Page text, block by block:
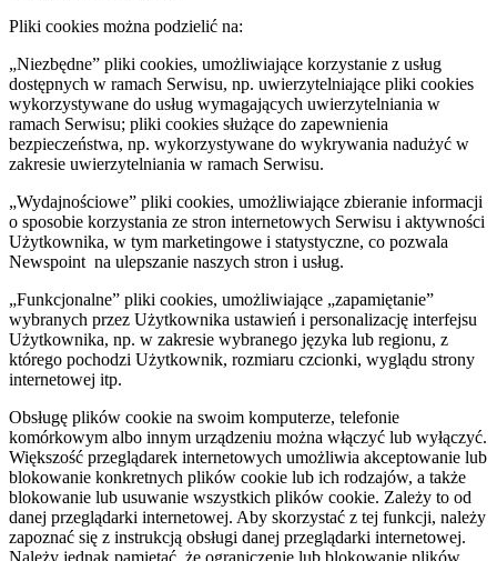
Pliki cookies można podzielić na:
„Niezbędne” pliki cookies, umożliwiające korzystanie z usług
dostępnych w ramach Serwisu, np. uwierzytelniające pliki cookies
wykorzystywane do usług wymagających uwierzytelniania w
ramach Serwisu; pliki cookies służące do zapewnienia
bezpieczeństwa, np. wykorzystywane do wykrywania nadużyć w
zakresie uwierzytelniania w ramach Serwisu.
„Wydajnościowe” pliki cookies, umożliwiające zbieranie informacji
o sposobie korzystania ze stron internetowych Serwisu i aktywności
Użytkownika, w tym marketingowe i statystyczne, co pozwala
Newspoint na ulepszanie naszych stron i usług.
„Funkcjonalne” pliki cookies, umożliwiające „zapamiętanie”
wybranych przez Użytkownika ustawień i personalizację interfejsu
Użytkownika, np. w zakresie wybranego języka lub regionu, z
którego pochodzi Użytkownik, rozmiaru czcionki, wyglądu strony
internetowej itp.
Obsługę plików cookie na swoim komputerze, telefonie
komórkowym albo innym urządzeniu można włączyć lub wyłączyć.
Większość przeglądarek internetowych umożliwia akceptowanie lub
blokowanie konkretnych plików cookie lub ich rodzajów, a także
blokowanie lub usuwanie wszystkich plików cookie. Zależy to od
danej przeglądarki internetowej. Aby skorzystać z tej funkcji, należy
zapoznać się z instrukcją obsługi danej przeglądarki internetowej.